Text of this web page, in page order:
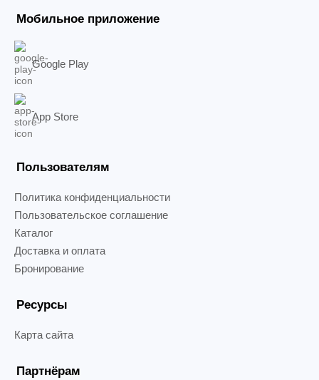
Мобильное приложение
Google Play
App Store
Пользователям
Политика конфиденциальности
Пользовательское соглашение
Каталог
Доставка и оплата
Бронирование
Ресурсы
Карта сайта
Партнёрам